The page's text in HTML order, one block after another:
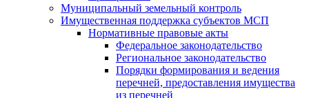
Муниципальный земельный контроль
Имущественная поддержка субъектов МСП
Нормативные правовые акты
Федеральное законодательство
Региональное законодательство
Порядки формирования и ведения
перечней, предоставления имущества
из перечней